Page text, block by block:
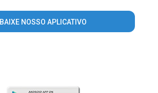
BAIXE NOSSO APLICATIVO